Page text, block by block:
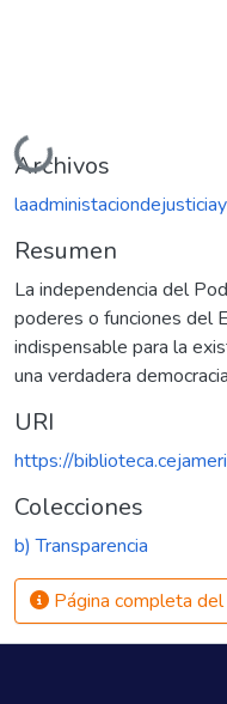
Cargando...
Archivos
Resumen
La independencia del
poderes o funciones del
indispensable para la
una verdadera
URI
https://
Colecciones
b) Transparencia
Página completa